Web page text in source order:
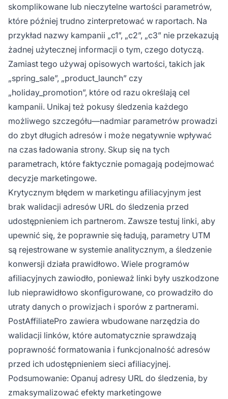
skomplikowane lub nieczytelne wartości parametrów,
które później trudno zinterpretować w raportach. Na
przykład nazwy kampanii „c1”, „c2”, „c3” nie przekazują
żadnej użytecznej informacji o tym, czego dotyczą.
Zamiast tego używaj opisowych wartości, takich jak
„spring_sale”, „product_launch” czy
„holiday_promotion”, które od razu określają cel
kampanii. Unikaj też pokusy śledzenia każdego
możliwego szczegółu—nadmiar parametrów prowadzi
do zbyt długich adresów i może negatywnie wpływać
na czas ładowania strony. Skup się na tych
parametrach, które faktycznie pomagają podejmować
decyzje marketingowe.
Krytycznym błędem w marketingu afiliacyjnym jest
brak walidacji adresów URL do śledzenia przed
udostępnieniem ich partnerom. Zawsze testuj linki, aby
upewnić się, że poprawnie się ładują, parametry UTM
są rejestrowane w systemie analitycznym, a śledzenie
konwersji działa prawidłowo. Wiele programów
afiliacyjnych zawiodło, ponieważ linki były uszkodzone
lub nieprawidłowo skonfigurowane, co prowadziło do
utraty danych o prowizjach i sporów z partnerami.
PostAffiliatePro zawiera wbudowane narzędzia do
walidacji linków, które automatycznie sprawdzają
poprawność formatowania i funkcjonalność adresów
przed ich udostępnieniem sieci afiliacyjnej.
Podsumowanie: Opanuj adresy URL do śledzenia, by
zmaksymalizować efekty marketingowe